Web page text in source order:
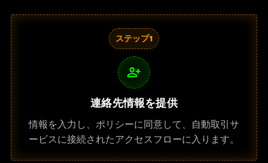
ステップ1
person_add
連絡先情報を提供
情報を入力し、ポリシーに同意して、自動取引サ
ービスに接続されたアクセスフローに入ります。